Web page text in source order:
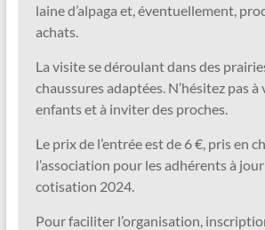
laine d’alpaga et, éventuellement,
achats.
La visite se déroulant dans des
chaussures adaptées. N’hésitez pas à
enfants et à inviter des proches.
Le prix de l’entrée est de 6 €, pris en
l’association pour les adhérents à
cotisation 2024.
Pour faciliter l’organisation,